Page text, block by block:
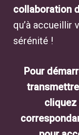
collaboration
qu’à accueillir
sérénité !
Pour
cliquez